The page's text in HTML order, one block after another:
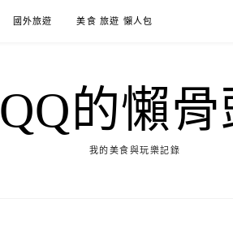
國外旅遊 美食 旅遊 懶人包
QQ的懶骨
我的美食與玩樂記錄